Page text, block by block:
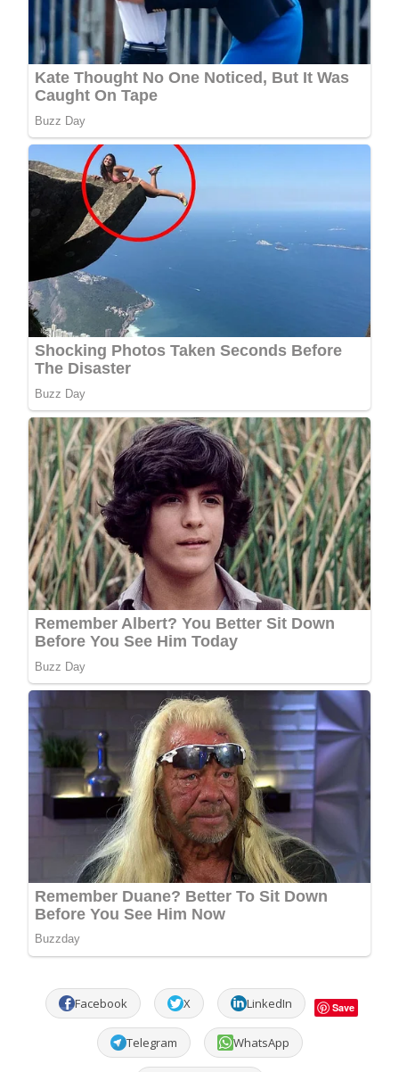
Facebook X LinkedIn Save
Telegram WhatsApp